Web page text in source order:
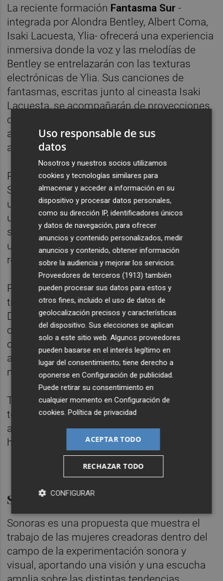
La reciente formación Fantasma Sur -
integrada por Alondra Bentley, Albert Coma,
Isaki Lacuesta, Ylia- ofrecerá una experiencia
inmersiva donde la voz y las melodías de
Bentley se entrelazarán con las texturas
electrónicas de Ylia. Sus canciones de
fantasmas, escritas junto al cineasta Isaki
Lacuesta, se acompañarán de proyecciones
cinematográficas en directo creadas con el
artista visual Coma, generando una
atmósfera envolvente y espectral.
Por su parte, el dúoTURBAAformado por
Severine Beata y Beatriz Sánchez propondrá
una performance sonorovisual. A través de
una sesión de improvisación conjunta,
sonido e imagen en tiempo real construirán
un espectáculo experimental de estética
retrofuturista y ecos dadaístas.
Por último, la propuesta deJIHANEllevará el
trance, psytrance y hard-dance a una sesión
DJ en la que fusionará la experimentación
con los elementos visuales y estéticos para
conectar con el público con una intención
activista en una experiencia introspectiva y
multisensorial.
Todas las actuaciones serán de acceso
totalmente libre y gratuito hasta completar
aforo y muy pronto se anunciarán los
horarios para cada uno de los conciertos.
Sobre el festival
Sonoras es una propuesta que muestra el
trabajo de las mujeres creadoras dentro del
campo de la experimentación sonora y
visual, aportando una visión y una escucha
Uso responsable de sus
datos
Nosotros y nuestros socios utilizamos
cookies y tecnologías similares para
almacenar y acceder a información en su
dispositivo y procesar datos personales,
como su dirección IP, identificadores únicos
y datos de navegación, para ofrecer
anuncios y contenido personalizados, medir
anuncios y contenido, obtener información
sobre la audiencia y mejorar los servicios.
Proveedores de terceros (1913) también
pueden procesar sus datos para estos y
otros fines, incluido el uso de datos de
geolocalización precisos y características
del dispositivo. Sus elecciones se aplican
solo a este sitio web. Algunos proveedores
pueden basarse en el interés legítimo en
lugar del consentimiento; tiene derecho a
oponerse enConfiguración de publicidad.
Puede retirar su consentimiento en
cualquier momento enConfiguración de
cookies.Política de privacidad
ACEPTAR TODO
RECHAZAR TODO
CONFIGURAR